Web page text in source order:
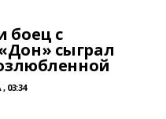
боец с
сыграл
03:34